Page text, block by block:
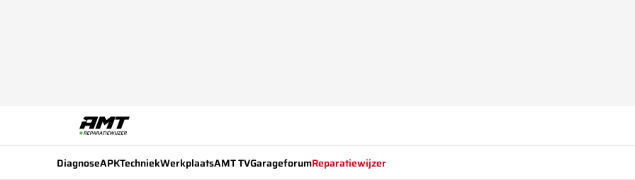
DiagnoseAPKTechniekWerkplaatsAMT TVGarageforumReparatiewijzer